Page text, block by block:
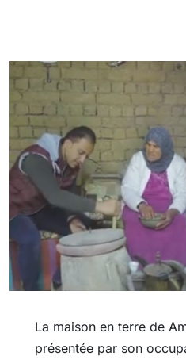
La maison en terre de
présentée par son